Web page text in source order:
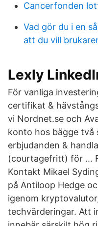
Cancerfonden
Vad gör du i en
att du vill
Lexly
För vanliga
certifikat &
vi Nordnet.se och
konto hos bägge två
erbjudanden &
(courtagefritt) för …
Kontakt Mikael
på Antiloop Hedge
igenom
techvärderingar. Att